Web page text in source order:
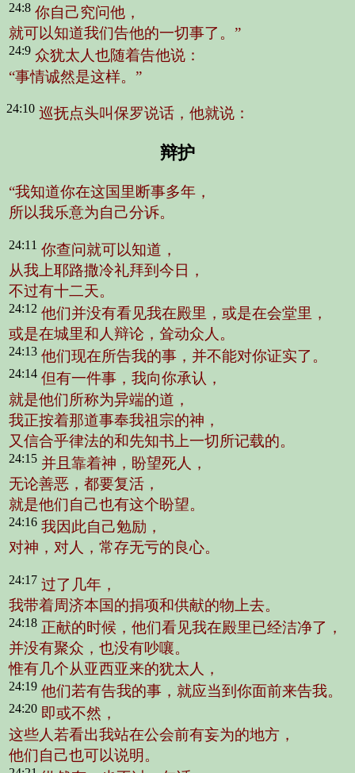
24:8 你自己究问他，
就可以知道我们告他的一切事了。”
24:9 众犹太人也随着告他说：
“事情诚然是这样。”
24:10 巡抚点头叫保罗说话，他就说：
辩护
“我知道你在这国里断事多年，
所以我乐意为自己分诉。
24:11 你查问就可以知道，
从我上耶路撒冷礼拜到今日，
不过有十二天。
24:12 他们并没有看见我在殿里，或是在会堂里，
或是在城里和人辩论，耸动众人。
24:13 他们现在所告我的事，并不能对你证实了。
24:14 但有一件事，我向你承认，
就是他们所称为异端的道，
我正按着那道事奉我祖宗的神，
又信合乎律法的和先知书上一切所记载的。
24:15 并且靠着神，盼望死人，
无论善恶，都要复活，
就是他们自己也有这个盼望。
24:16 我因此自己勉励，
对神，对人，常存无亏的良心。
24:17 过了几年，
我带着周济本国的捐项和供献的物上去。
24:18 正献的时候，他们看见我在殿里已经洁净了，
并没有聚众，也没有吵嚷。
惟有几个从亚西亚来的犹太人，
24:19 他们若有告我的事，就应当到你面前来告我。
24:20 即或不然，
这些人若看出我站在公会前有妄为的地方，
他们自己也可以说明。